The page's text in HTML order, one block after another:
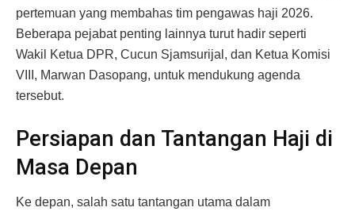
pertemuan yang membahas tim pengawas haji 2026.
Beberapa pejabat penting lainnya turut hadir seperti
Wakil Ketua DPR, Cucun Sjamsurijal, dan Ketua Komisi
VIII, Marwan Dasopang, untuk mendukung agenda
tersebut.
Persiapan dan Tantangan Haji di
Masa Depan
Ke depan, salah satu tantangan utama dalam